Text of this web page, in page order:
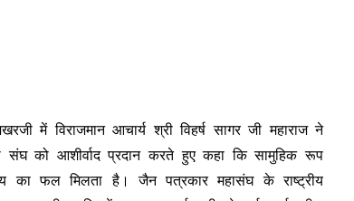
में विराजमान आचार्य श्री विहर्ष सागर जी महाराज ने
संघ को आशीर्वाद प्रदान करते हुए कहा कि सामुहिक रूप
का फल मिलता है। जैन पत्रकार महासंघ के राष्ट्रीय